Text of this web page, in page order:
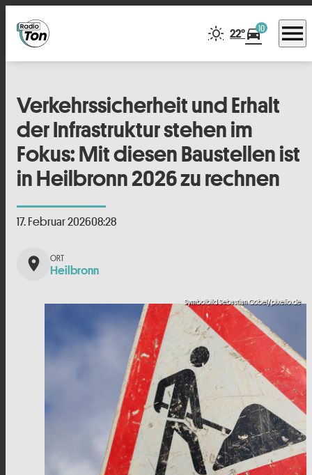
22°directions_car10 menu
Verkehrssicherheit und Erhalt
der Infrastruktur stehen im
Fokus: Mit diesen Baustellen ist
in Heilbronn 2026 zu rechnen
17. Februar 202608:28
place Heilbronn
Symbolbild Sebastian Göbel/pixelio.de